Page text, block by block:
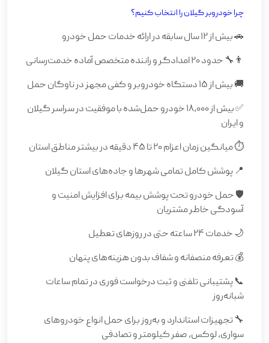
چرا خودروبر گیلان را انتخاب کنیم؟
🚗 بیش از ۱۲ سال سابقه در ارائه خدمات حمل خودرو
👨‍🔧 حدود ۲۰ امدادگر و راننده متخصص آماده خدمت‌رسانی
🚚 بیش از ۱۵ دستگاه خودروبر و کفی مجهز در ناوگان حمل
✅ بیش از ۱۸,۰۰۰ خودرو حمل‌شده با موفقیت در سراسر گیلان
و ایران
⏱️ میانگین زمان اعزام ۲۰ تا ۴۵ دقیقه در بیشتر مناطق استان
📍 پوشش کامل تمامی شهرها و جاده‌های استان گیلان
🛡️ حمل خودرو تحت پوشش بیمه برای افزایش امنیت و
آسودگی خاطر مشتریان
🌙 خدمات ۲۴ ساعته حتی در روزهای تعطیل
💰 تعرفه منصفانه و شفاف بدون هزینه‌های پنهان
📞 پشتیبانی تلفنی و ثبت درخواست فوری در تمام ساعات
شبانه‌روز
🔧 تجهیزات استاندارد و به‌روز برای حمل انواع خودروهای
سواری، لوکس، صفر کیلومتر و تصادفی